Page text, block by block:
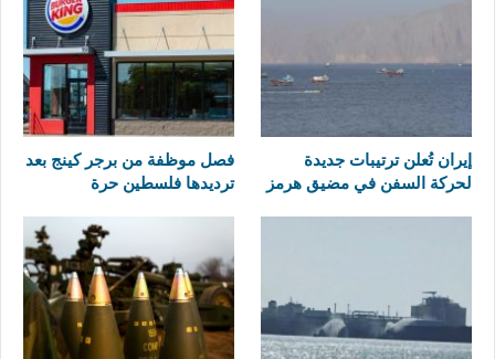
إيران تُعلن ترتيبات جديدة
لحركة السفن في مضيق هرمز
فصل موظفة من برجر كينج بعد
ترديدها فلسطين حرة